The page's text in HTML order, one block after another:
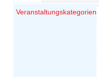
Veranstaltungskategorien